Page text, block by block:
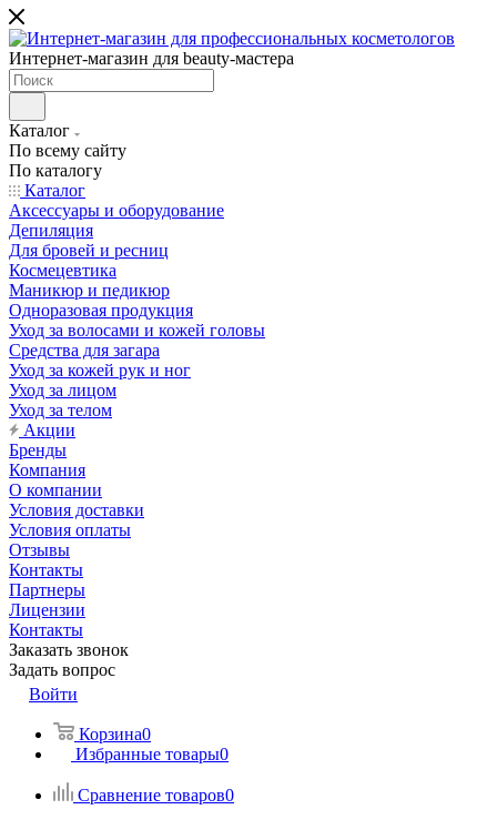
Интернет-магазин для beauty-мастера
Каталог
По всему сайту
По каталогу
Каталог
Аксессуары и оборудование
Депиляция
Для бровей и ресниц
Космецевтика
Маникюр и педикюр
Одноразовая продукция
Уход за волосами и кожей головы
Средства для загара
Уход за кожей рук и ног
Уход за лицом
Уход за телом
Акции
Бренды
Компания
О компании
Условия доставки
Условия оплаты
Отзывы
Контакты
Партнеры
Лицензии
Контакты
Заказать звонок
Задать вопрос
Войти
Корзина0
Избранные товары0
Сравнение товаров0